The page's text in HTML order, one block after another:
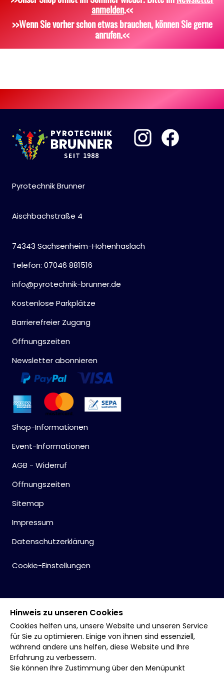
anmelden.<<
>>Wenn Sie vorher schon etwas brauchen, können Sie gerne
anrufen.<<
Pyrotechnik Brunner
Aischbachstraße 4
74343 Sachsenheim-Hohenhaslach
Telefon: 07046 881516
info@pyrotechnik-brunner.de
Kostenlose Parkplätze
Barrierefreier Zugang
Öffnungszeiten
Newsletter abonnieren
Shop-Informationen
Event-Informationen
AGB - Widerruf
Öffnungszeiten
Sitemap
Impressum
Datenschutzerklärung
Cookie-Einstellungen
Hinweis zu unseren Cookies
Cookies helfen uns, unsere Website und unseren Service
für Sie zu optimieren. Einige von ihnen sind essenziell,
während andere uns helfen, diese Website und Ihre
Erfahrung zu verbessern.
Sie können Ihre Zustimmung über den Menüpunkt